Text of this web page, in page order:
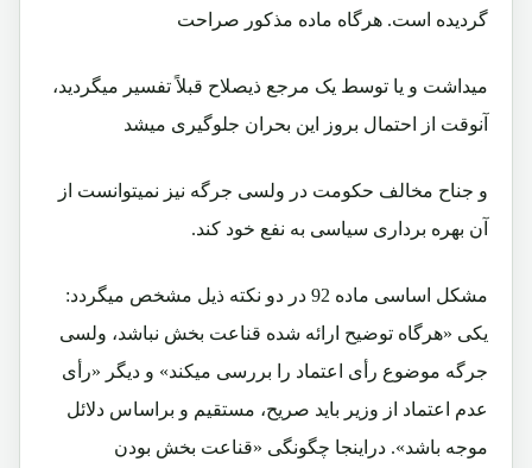
گرديده است. هرگاه ماده مذکور صراحت
ميداشت و يا توسط يک مرجع ذيصلاح قبلاً تفسير ميگرديد،
آنوقت از احتمال بروز اين بحران جلوگيری ميشد
و جناح مخالف حکومت در ولسی جرگه نيز نميتوانست از
آن بهره برداری سياسی به نفع خود کند.
مشکل اساسی ماده 92 در دو نکته ذيل مشخص ميگردد:
يکی «هرگاه توضيح ارائه شده قناعت بخش نباشد، ولسی
جرگه موضوع رأی اعتماد را بررسی ميکند» و دیگر «رأی
عدم اعتماد از وزير بايد صريح، مستقيم و براساس دلائل
موجه باشد». دراینجا چگونگی «قناعت بخش بودن